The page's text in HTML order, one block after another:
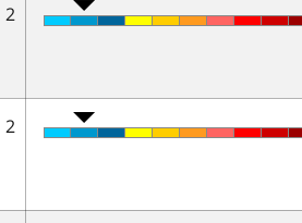
2
2